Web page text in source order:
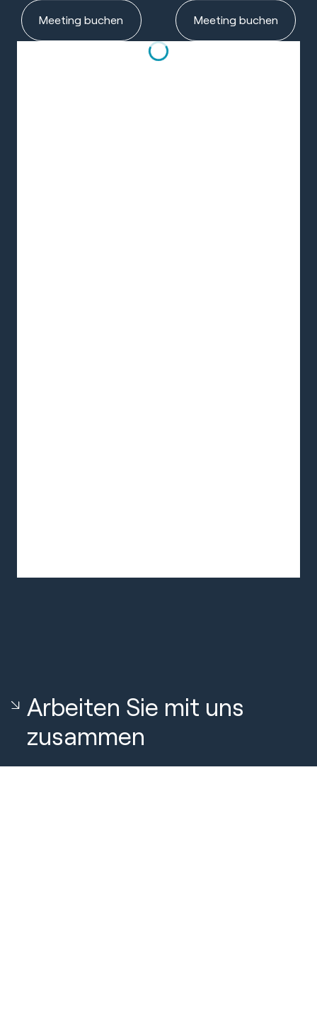
Meeting buchen Meeting buchen
Arbeiten Sie mit uns
zusammen